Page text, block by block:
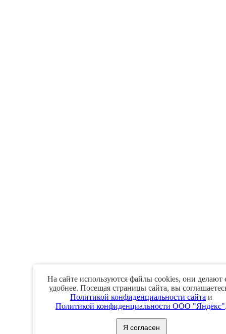
На сайте используются файлы cookies, они делают
удобнее. Посещая страницы сайта, вы
Политикой конфиденциальности сайта и
Политикой конфиденциальности ООО "Яндекс"
Я согласен